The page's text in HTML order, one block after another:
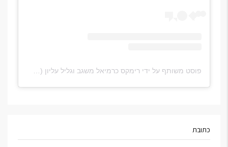
פוסט משותף על ידי ‏‎רימקס כרמיאל משגב וגליל עליון‎‏ (@‏‎remax.karmiel‎‏)
כתובת